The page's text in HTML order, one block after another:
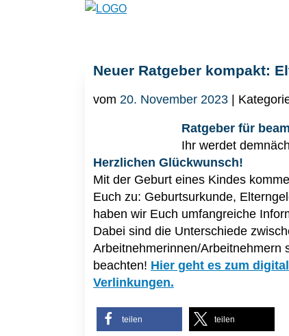
Neuer Ratgeber kompakt:
vom 20. November 2023 |
Ratgeber für
Ihr werdet
Herzlichen Glückwunsch!
Mit der Geburt eines Kindes
Euch zu: Geburtsurkunde,
haben wir Euch umfangreiche
Dabei sind die Unterschiede
Arbeitnehmerinnen/Arbeitnehmern
beachten! Hier geht es zum
Verlinkungen.
teilen teilen